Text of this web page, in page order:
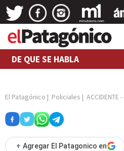
DE QUE SE HABLA
El Patagónico | Policiales | ACCIDENTE-
+ Agregar El Patagonico en